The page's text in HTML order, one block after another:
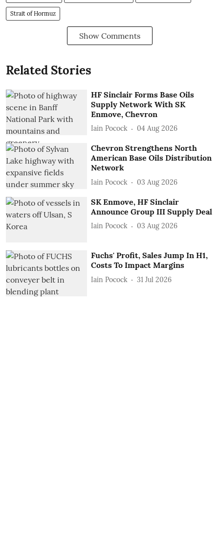
Strait of Hormuz
Show Comments
Related Stories
HF Sinclair Forms Base Oils
Supply Network With SK
Enmove, Chevron
Iain Pocock 04 Aug 2026
Chevron Strengthens North
American Base Oils Distribution
Network
Iain Pocock 03 Aug 2026
SK Enmove, HF Sinclair
Announce Group III Supply Deal
Iain Pocock 03 Aug 2026
Fuchs' Profit, Sales Jump In H1,
Costs To Impact Margins
Iain Pocock 31 Jul 2026